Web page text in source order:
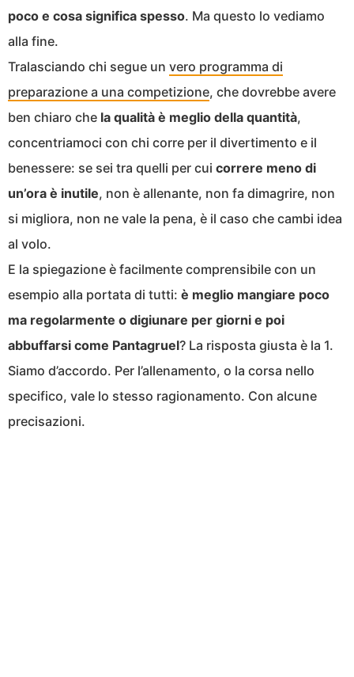
poco e cosa significa spesso. Ma questo lo vediamo
alla fine.
Tralasciando chi segue un vero programma di
preparazione a una competizione, che dovrebbe avere
ben chiaro che la qualità è meglio della quantità,
concentriamoci con chi corre per il divertimento e il
benessere: se sei tra quelli per cui correre meno di
un’ora è inutile, non è allenante, non fa dimagrire, non
si migliora, non ne vale la pena, è il caso che cambi idea
al volo.
E la spiegazione è facilmente comprensibile con un
esempio alla portata di tutti: è meglio mangiare poco
ma regolarmente o digiunare per giorni e poi
abbuffarsi come Pantagruel? La risposta giusta è la 1.
Siamo d’accordo. Per l’allenamento, o la corsa nello
specifico, vale lo stesso ragionamento. Con alcune
precisazioni.